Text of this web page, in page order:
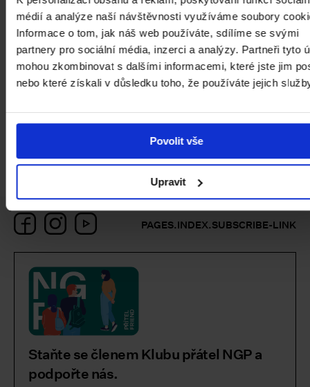
médií a analýze naší návštěvnosti využíváme soubory
Informace o tom, jak náš web používáte, sdílíme se svými
partnery pro sociální média, inzerci a analýzy. Partneři tyto
mohou zkombinovat s dalšími informacemi, které jste jim
nebo které získali v důsledku toho, že používáte jejich
Povolit vše
Upravit
vytvoří něco unikátního, médiu specifického. Důraz je
často kladen na formáty komunikace, či prostředí
mezilidských vztahů.
www.martinkohout.com
Cena:zdarma /Doba trvání:cca 35 min./akce
proběhnev kombinaci českého a anglického jazyka /
v Malé dvoraně ve Veletržním paláci /
bez rezervace
Facebook
Instagram
YouTubePAGES.INDEX.SUBSCRIBE-LINK
Staňte se členem Klubu přátel NGP a
podpořte nás.